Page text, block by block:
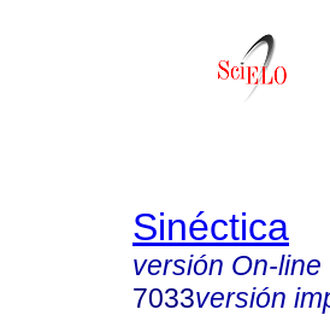
Sinéctica
versión On-line
7033versión